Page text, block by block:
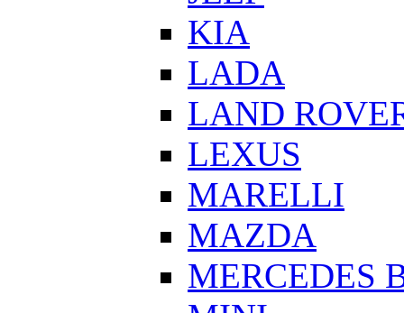
KIA
LADA
LAND
LEXUS
MARELLI
MAZDA
MERCEDES